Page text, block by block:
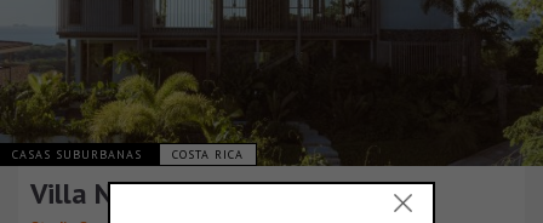
CASAS SUBURBANAS COSTA RICA
Villa Nuri